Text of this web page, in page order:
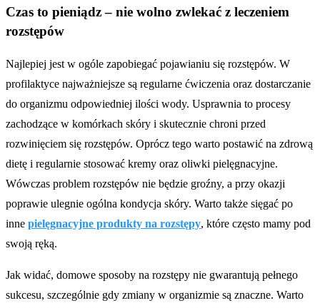
Czas to pieniądz – nie wolno zwlekać z leczeniem
rozstępów
Najlepiej jest w ogóle zapobiegać pojawianiu się rozstępów. W
profilaktyce najważniejsze są regularne ćwiczenia oraz dostarczanie
do organizmu odpowiedniej ilości wody. Usprawnia to procesy
zachodzące w komórkach skóry i skutecznie chroni przed
rozwinięciem się rozstępów. Oprócz tego warto postawić na zdrową
dietę i regularnie stosować kremy oraz oliwki pielęgnacyjne.
Wówczas problem rozstępów nie będzie groźny, a przy okazji
poprawie ulegnie ogólna kondycja skóry. Warto także sięgać po
inne pielęgnacyjne produkty na rozstępy, które często mamy pod
swoją ręką.
Jak widać, domowe sposoby na rozstępy nie gwarantują pełnego
sukcesu, szczególnie gdy zmiany w organizmie są znaczne. Warto